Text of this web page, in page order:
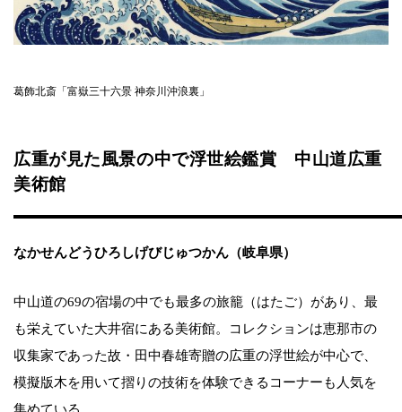
葛飾北斎「富嶽三十六景 神奈川沖浪裏」
広重が見た風景の中で浮世絵鑑賞 中山道広重
美術館
なかせんどうひろしげびじゅつかん（岐阜県）
中山道の69の宿場の中でも最多の旅籠（はたご）があり、最
も栄えていた大井宿にある美術館。コレクションは恵那市の
収集家であった故・田中春雄寄贈の広重の浮世絵が中心で、
模擬版木を用いて摺りの技術を体験できるコーナーも人気を